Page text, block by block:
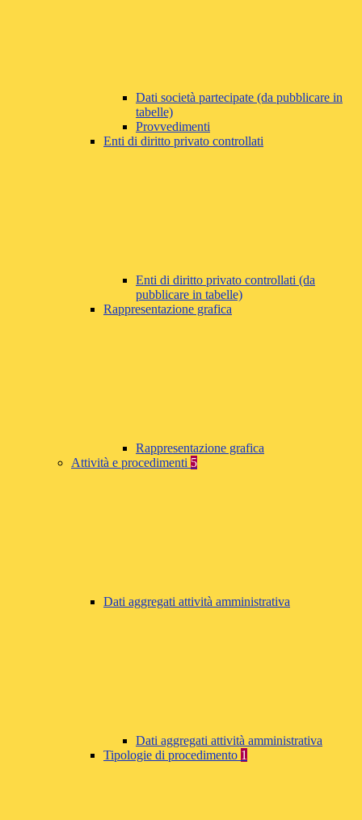
Dati società partecipate (da pubblicare in
tabelle)
Provvedimenti
Enti di diritto privato controllati
Enti di diritto privato controllati (da
pubblicare in tabelle)
Rappresentazione grafica
Rappresentazione grafica
Attività e procedimenti 5
Dati aggregati attività amministrativa
Dati aggregati attività amministrativa
Tipologie di procedimento 1